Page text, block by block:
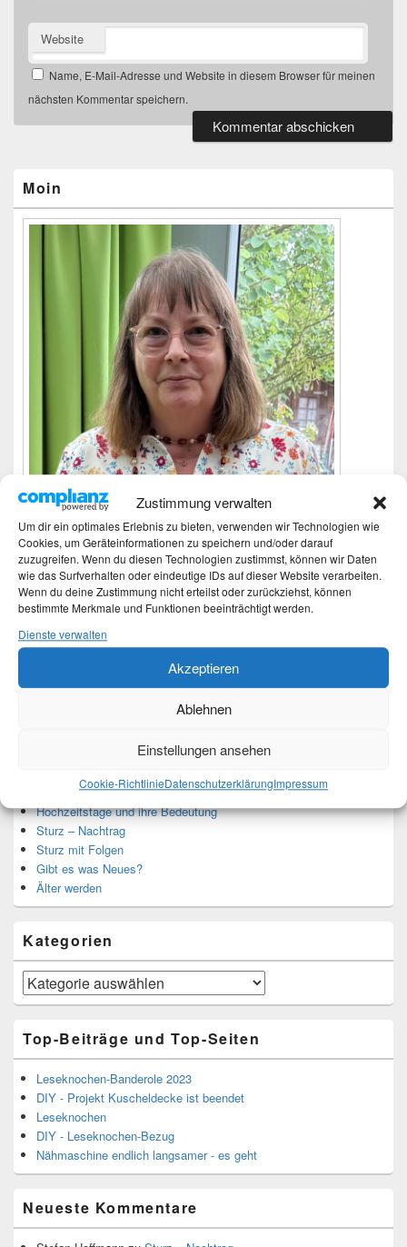
Zustimmung verwalten
Um dir ein optimales Erlebnis zu bieten, verwenden wir Technologien wie
Cookies, um Geräteinformationen zu speichern und/oder darauf
zuzugreifen. Wenn du diesen Technologien zustimmst, können wir Daten
wie das Surfverhalten oder eindeutige IDs auf dieser Website verarbeiten.
Wenn du deine Zustimmung nicht erteilst oder zurückziehst, können
bestimmte Merkmale und Funktionen beeinträchtigt werden.
Dienste verwalten
Akzeptieren
Ablehnen
Einstellungen ansehen
Cookie-RichtlinieDatenschutzerklärungImpressum
Website
Name, E-Mail-Adresse und Website in diesem Browser für meinen
nächsten Kommentar speichern.
Widgetbereich
Moin
Ich bin Martina und Autorin dieses Blogs.
Mehr Infos unter About me.
Hochzeitstage und ihre Bedeutung
Sturz – Nachtrag
Sturz mit Folgen
Gibt es was Neues?
Älter werden
Kategorien
Kategorien
Top-Beiträge und Top-Seiten
Leseknochen-Banderole 2023
DIY - Projekt Kuscheldecke ist beendet
Leseknochen
DIY - Leseknochen-Bezug
Nähmaschine endlich langsamer - es geht
Neueste Kommentare